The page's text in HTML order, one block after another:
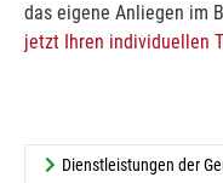
das eigene Anliegen im
jetzt Ihren individuellen
Dienstleistungen der